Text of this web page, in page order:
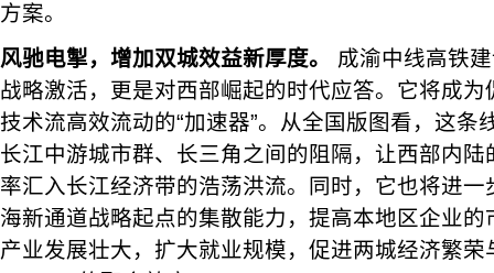
方案。
风驰电掣，增加双城效益新厚度。
成渝中线高铁
战略激活，更是对西部崛起的时代应答。它将成
技术流高效流动的“加速器”。从全国版图看，这条
长江中游城市群、长三角之间的阻隔，让西部内
率汇入长江经济带的浩荡洪流。同时，它也将进
海新通道战略起点的集散能力，提高本地区企业
产业发展壮大，扩大就业规模，促进两城经济繁